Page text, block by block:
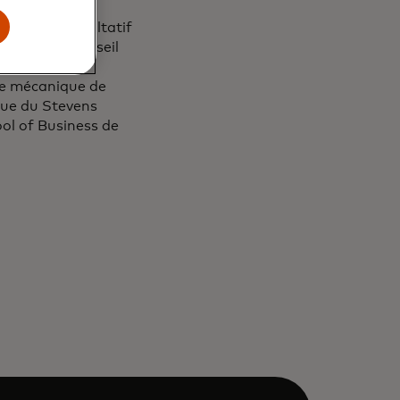
conseil consultatif
du conseil
mécanique de
du Stevens
of Business de